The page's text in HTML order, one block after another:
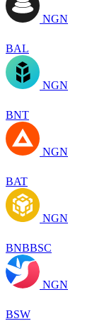
NGN
BAL
NGN
BNT
NGN
BAT
NGN
BNBBSC
NGN
BSW